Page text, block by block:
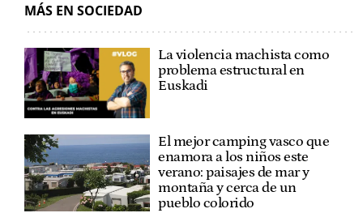
MÁS EN SOCIEDAD
La violencia machista como
problema estructural en
Euskadi
El mejor camping vasco que
enamora a los niños este
verano: paisajes de mar y
montaña y cerca de un
pueblo colorido